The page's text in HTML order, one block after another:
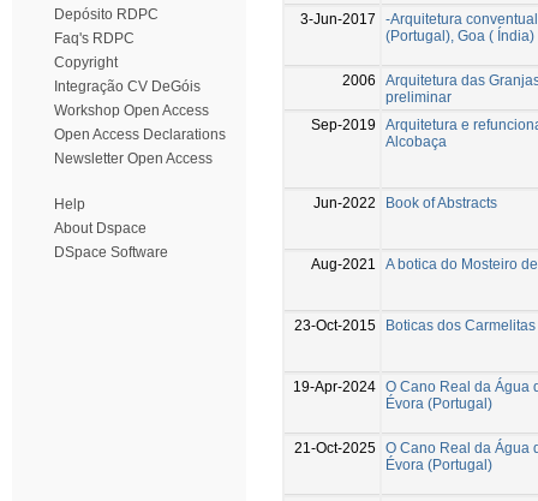
Depósito RDPC
Faq's RDPC
Copyright
Integração CV DeGóis
Workshop Open Access
Open Access Declarations
Newsletter Open Access
Help
About Dspace
DSpace Software
3-Jun-2017
-Arquitetura
(Portugal), Goa (
2006
Arquitetura das
preliminar
Sep-2019
Arquitetura e
Alcobaça
Jun-2022 Book of Abstracts
Aug-2021 A botica do Mosteiro
23-Oct-2015 Boticas dos
19-Apr-2024 O Cano Real da Água
Évora (Portugal)
21-Oct-2025 O Cano Real da Água
Évora (Portugal)